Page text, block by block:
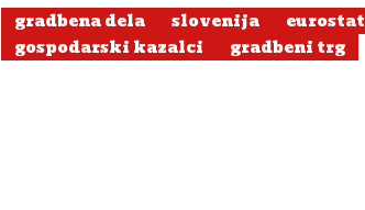
gradbena dela slovenija eurostat
gospodarski kazalci
gradbeni trg